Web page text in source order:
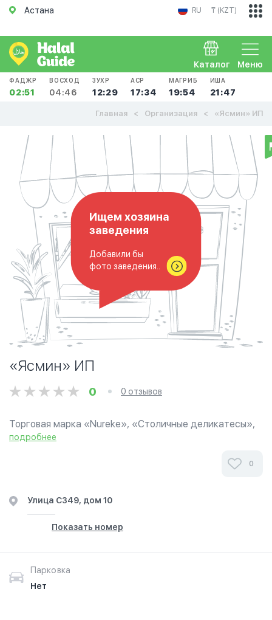
Астана RU ₸ (KZT)
Меню
Каталог
ФАДЖР
02:51
ВОСХОД
04:46
ЗУХР
12:29
АСР
17:34
МАГРИБ
19:54
ИША
21:47
Главная Организация «Ясмин» ИП
Ищем хозяина
заведения
Добавили бы
фото заведения..
«Ясмин» ИП
0 0 отзывов
Торговая марка «Nureke», «Столичные деликатесы»,
«Мяском», «Омад», «Алсем», «Аянат», «Мяспром»,...
подробнее
0
Улица С349, дом 10
Показать номер
Парковка
Нет